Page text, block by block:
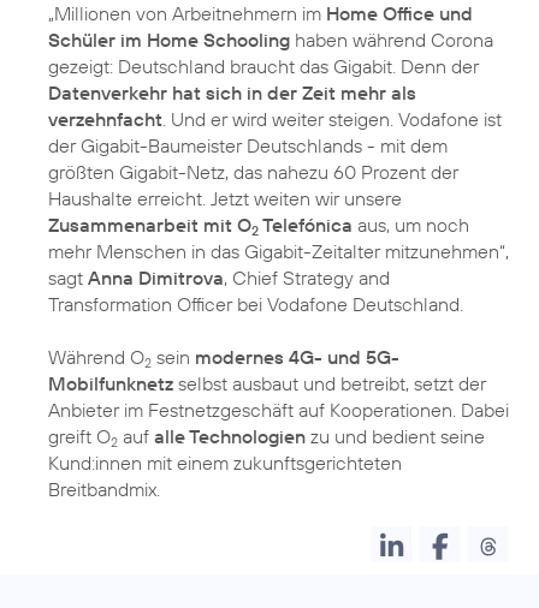
„Millionen von Arbeitnehmern im Home Office und
Schüler im Home Schooling haben während Corona
gezeigt: Deutschland braucht das Gigabit. Denn der
Datenverkehr hat sich in der Zeit mehr als
verzehnfacht. Und er wird weiter steigen. Vodafone ist
der Gigabit-Baumeister Deutschlands - mit dem
größten Gigabit-Netz, das nahezu 60 Prozent der
Haushalte erreicht. Jetzt weiten wir unsere
Zusammenarbeit mit O2 Telefónica aus, um noch
mehr Menschen in das Gigabit-Zeitalter mitzunehmen“,
sagt Anna Dimitrova, Chief Strategy and
Transformation Officer bei Vodafone Deutschland.
Während O2 sein modernes 4G- und 5G-
Mobilfunknetz selbst ausbaut und betreibt, setzt der
Anbieter im Festnetzgeschäft auf Kooperationen. Dabei
greift O2 auf alle Technologien zu und bedient seine
Kund:innen mit einem zukunftsgerichteten
Breitbandmix.